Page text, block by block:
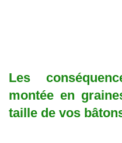
Les
montée en
taille de vos